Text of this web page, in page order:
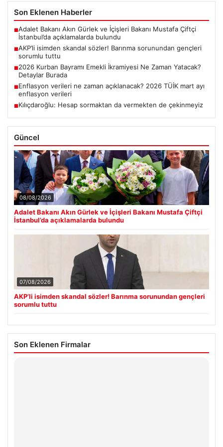
Son Eklenen Haberler
■Adalet Bakanı Akın Gürlek ve İçişleri Bakanı Mustafa Çiftçi
İstanbul’da açıklamalarda bulundu
■AKP’li isimden skandal sözler! Barınma sorunundan gençleri
sorumlu tuttu
■2026 Kurban Bayramı Emekli İkramiyesi Ne Zaman Yatacak?
Detaylar Burada
■Enflasyon verileri ne zaman açıklanacak? 2026 TÜİK mart ayı
enflasyon verileri
■Kılıçdaroğlu: Hesap sormaktan da vermekten de çekinmeyiz
Güncel
08/08/2026
Adalet Bakanı Akın Gürlek ve İçişleri Bakanı Mustafa Çiftçi
İstanbul’da açıklamalarda bulundu
07/08/2026
AKP’li isimden skandal sözler! Barınma sorunundan gençleri
sorumlu tuttu
Son Eklenen Firmalar